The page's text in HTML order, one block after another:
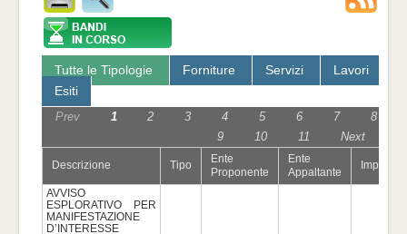
Tutte le Tipologie Forniture Servizi
Lavori
Esiti
Prev 1 2 3 4 5 6 7
8
9
10 11 Next
Descrizione Tipo
Ente
Proponente
Ente
Appaltante
Importo
AVVISO
ESPLORATIVO PER
MANIFESTAZIONE
D’INTERESSE